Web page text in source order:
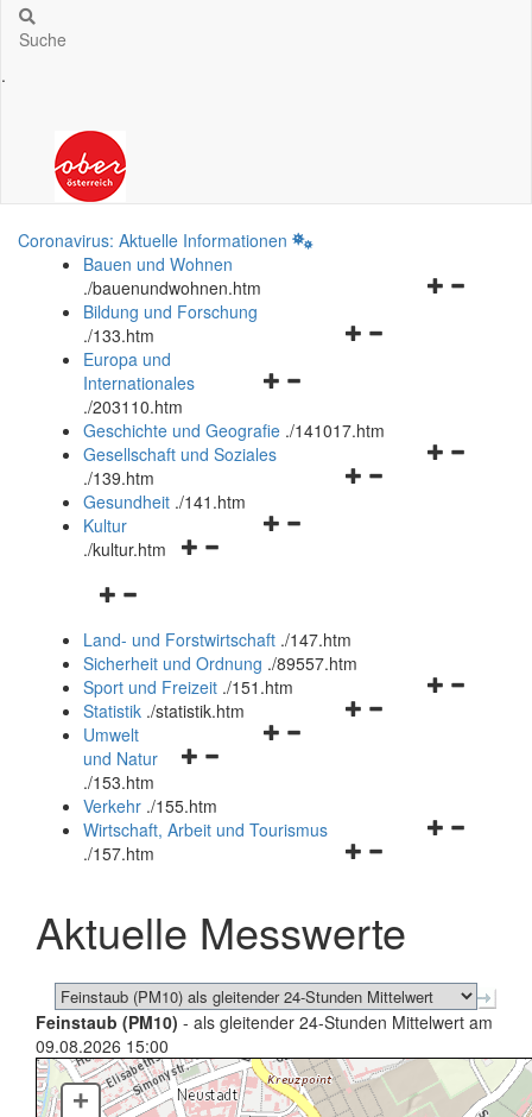
Suche
.
Coronavirus: Aktuelle Informationen
Bauen und Wohnen
./bauenundwohnen.htm
Navigationsmenü
Bildung und Forschung
./133.htm
Navigationsmenü
und
schließen
Europa und
Internationales
./203110.htm
Geschichte und Geografie ./141017.htm
Navigationsmenü
Gesellschaft und Soziales
./139.htm
Navigationsmenü
Gesundheit ./141.htm
Navigationsmenü
Kultur
./kultur.htm
Navigationsmenü
und
schließen
Land- und Forstwirtschaft ./147.htm
Sicherheit und Ordnung ./89557.htm
Navigationsmenü
Sport und Freizeit ./151.htm
Navigationsmenü
Statistik ./statistik.htm
Navigationsmenü
und
schließen
Umwelt
und Natur
./153.htm
Verkehr ./155.htm
Navigationsmenü
schließen
Wirtschaft, Arbeit und Tourismus
./157.htm
Aktuelle Messwerte
Feinstaub (PM10) - als gleitender 24-Stunden Mittelwert am
09.08.2026 15:00
+